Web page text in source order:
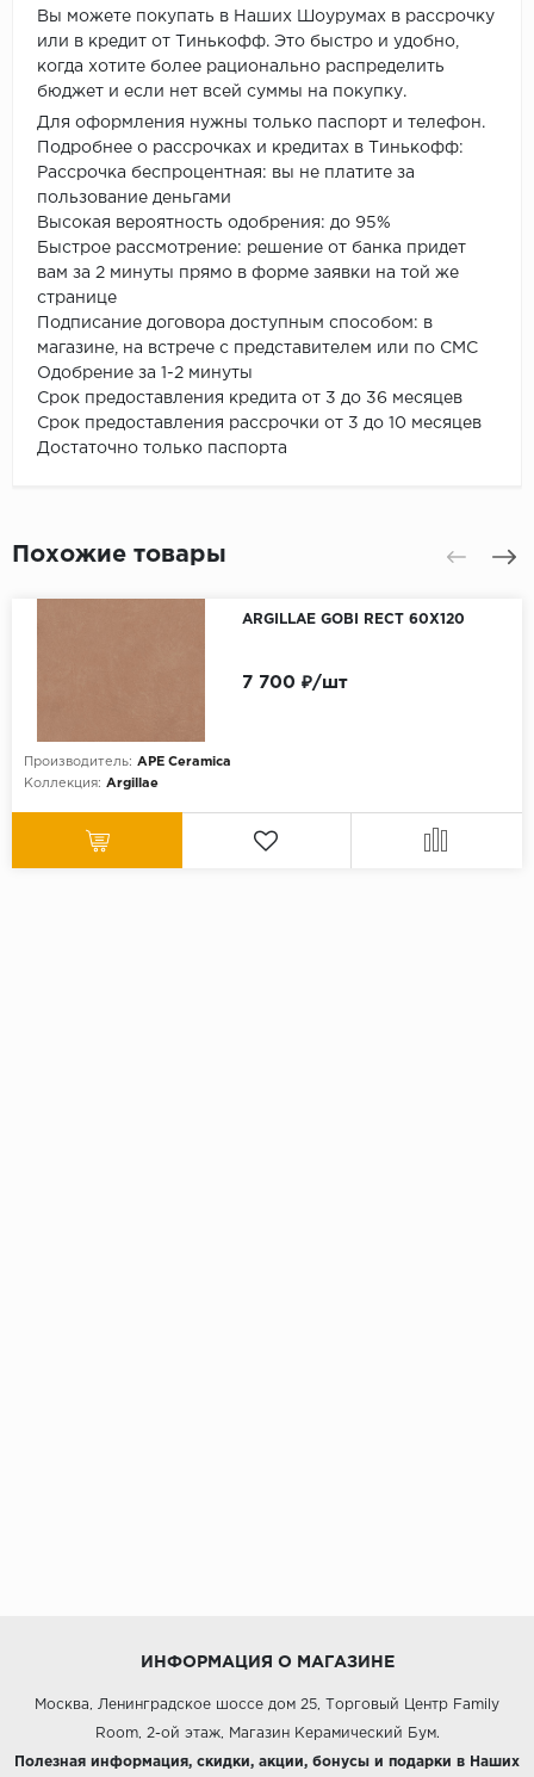
Вы можете покупать в Наших Шоурумах в рассрочку
или в кредит от Тинькофф. Это быстро и удобно,
когда хотите более рационально распределить
бюджет и если нет всей суммы на покупку.
Для оформления нужны только паспорт и телефон.
Подробнее о рассрочках и кредитах в Тинькофф:
Рассрочка беспроцентная: вы не платите за
пользование деньгами
Высокая вероятность одобрения: до 95%
Быстрое рассмотрение: решение от банка придет
вам за 2 минуты прямо в форме заявки на той же
странице
Подписание договора доступным способом: в
магазине, на встрече с представителем или по СМС
Одобрение за 1-2 минуты
Срок предоставления кредита от 3 до 36 месяцев
Срок предоставления рассрочки от 3 до 10 месяцев
Достаточно только паспорта
Похожие товары
ARGILLAE GOBI RECT 60X120
Производитель: APE Ceramica
Коллекция: Argillae
7 700 ₽/шт
ИНФОРМАЦИЯ О МАГАЗИНЕ
Москва, Ленинградское шоссе дом 25, Торговый Центр Family
Room, 2-ой этаж, Магазин Керамический Бум.
Полезная информация, скидки, акции, бонусы и подарки в Наших